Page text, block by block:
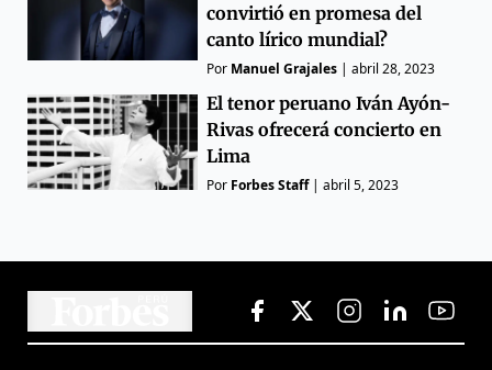
convirtió en promesa del
canto lírico mundial?
Por Manuel Grajales |abril 28, 2023
El tenor peruano Iván Ayón-
Rivas ofrecerá concierto en
Lima
Por Forbes Staff|abril 5, 2023